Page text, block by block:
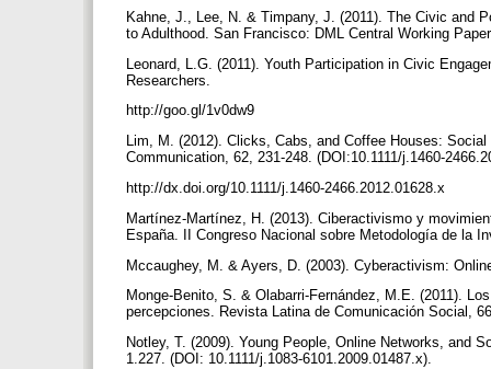
Kahne, J., Lee, N. & Timpany, J. (2011). The Civic and
to Adulthood. San Francisco: DML Central Working
Leonard, L.G. (2011). Youth Participation in Civic
Researchers.
http://goo.gl/1v0dw9
Lim, M. (2012). Clicks, Cabs, and Coffee Houses:
Communication, 62, 231-248. (DOI:10.1111/j.1460-
http://dx.doi.org/10.1111/j.1460-2466.2012.01628.x
Martínez-Martínez, H. (2013). Ciberactivismo y
España. II Congreso Nacional sobre Metodología de la
Mccaughey, M. & Ayers, D. (2003). Cyberactivism:
Monge-Benito, S. & Olabarri-Fernández, M.E. (2011).
percepciones. Revista Latina de Comunicación Social,
Notley, T. (2009). Young People, Online Networks, and
1.227. (DOI: 10.1111/j.1083-6101.2009.01487.x).